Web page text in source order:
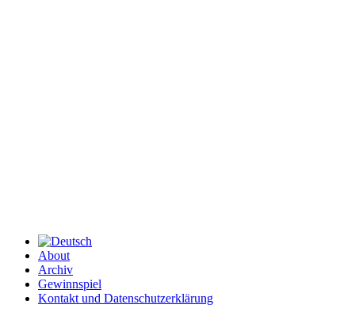
About
Archiv
Gewinnspiel
Kontakt und Datenschutzerklärung